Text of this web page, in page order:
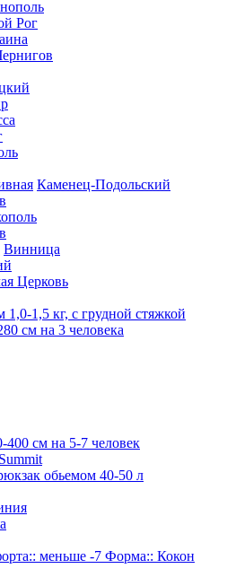
Рог
Каменец-Подольский
Винница
Церковь
1,5 кг, с грудной стяжкой
см на 3 человека
400 см на 5-7 человек
обьемом 40-50 л
меньше -7 Форма:: Кокон